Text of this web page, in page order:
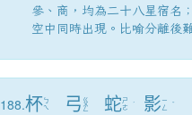
參、商，均為二十八星宿名
空中同時出現。比喻分離後
188.杯 ㄅ
ㄟ
弓 ㄍ
ㄨ
ㄥ 蛇 ㄕ
ㄜ
ˊ 影 ㄧ
ㄥ
ˇ